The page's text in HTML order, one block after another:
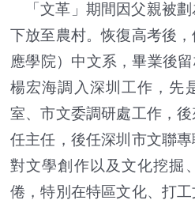
「文革」期間因父親被
下放至農村。恢復高考後
應學院）中文系，畢業後
楊宏海調入深圳工作，先
室、市文委調研處工作，
任主任，後任深圳市文聯
對文學創作以及文化挖掘
倦，特別在特區文化、打